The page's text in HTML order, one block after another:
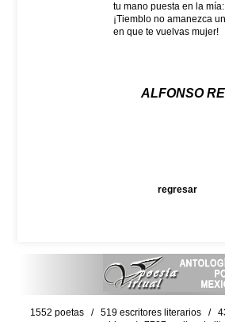
tu mano puesta en la mía:
¡Tiemblo no amanezca
en que te vuelvas mujer!
ALFONSO
regresar
1552 poetas / 519 escritores literarios /